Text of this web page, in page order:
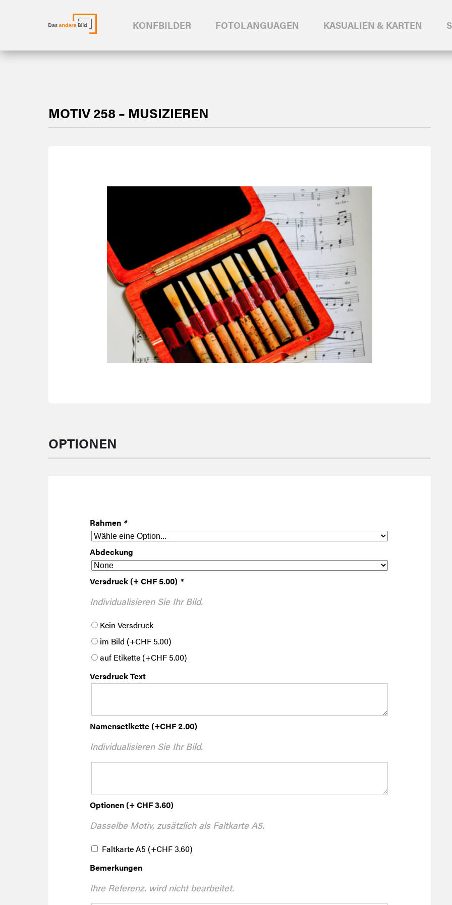
KONFBILDER FOTOLANGUAGEN KASUALIEN & KARTEN
MOTIV 258 – MUSIZIEREN
OPTIONEN
Rahmen *
Abdeckung
Versdruck (+ CHF 5.00) *
Individualisieren Sie Ihr Bild.
Kein Versdruck
im Bild (+CHF 5.00)
auf Etikette (+CHF 5.00)
Versdruck Text
Namensetikette(+CHF2.00)
Individualisieren Sie Ihr Bild.
Optionen (+ CHF 3.60)
Dasselbe Motiv, zusätzlich als Faltkarte A5.
Faltkarte A5 (+CHF3.60)
Bemerkungen
Ihre Referenz. wird nicht bearbeitet.